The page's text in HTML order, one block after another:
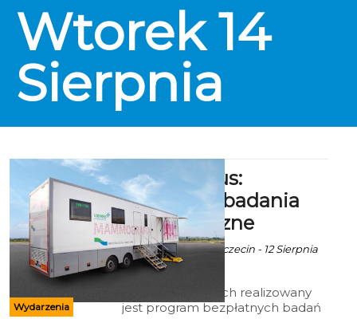
Wtorek 14
Sierpnia
Wydarzenia
Mammobus:
Bezpłatne badania
profilaktyczne
ekoszalin za NFZ Szczecin - 12 Sierpnia
2018 godz. 6:19
W mammobusach realizowany
jest program bezpłatnych badań